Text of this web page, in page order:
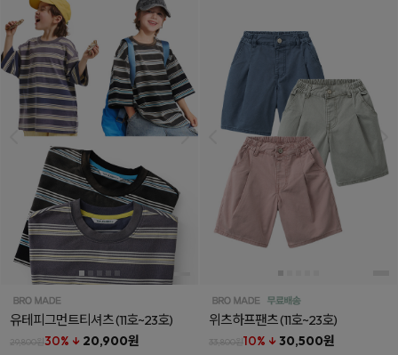
유테피그먼트티셔츠(11호~23호)
29,800원30% ↓ 20,900원
위츠하프팬츠(11호~23호)
33,800원10% ↓ 30,500원